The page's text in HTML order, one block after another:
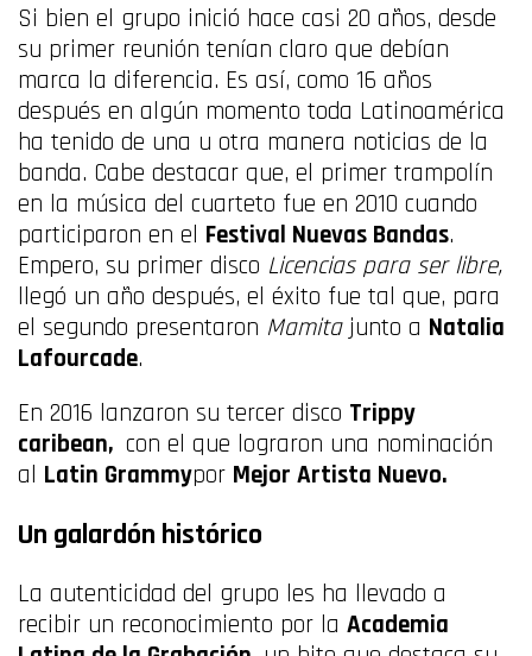
Si bien el grupo inició hace casi 20 años, desde
su primer reunión tenían claro que debían
marca la diferencia. Es así, como 16 años
después en algún momento toda Latinoamérica
ha tenido de una u otra manera noticias de la
banda. Cabe destacar que, el primer trampolín
en la música del cuarteto fue en 2010 cuando
participaron en el Festival Nuevas Bandas.
Empero, su primer disco Licencias para ser libre,
llegó un año después, el éxito fue tal que, para
el segundo presentaron Mamitajunto a Natalia
Lafourcade.
En 2016 lanzaron su tercer disco Trippy
caribean, con el que lograron una nominación
al Latin Grammypor Mejor Artista Nuevo.
Un galardón histórico
La autenticidad del grupo les ha llevado a
recibir un reconocimiento por la Academia